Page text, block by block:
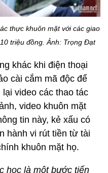
thực khuôn mặt với các giao
triệu đồng. Ảnh: Trọng Đạt
khác khi điện thoại
cài cắm mã độc để
video các thao tác
video khuôn mặt
tin này, kẻ xấu có
hành vi rút tiền từ tài
khuôn mặt họ.
học là một bước tiến